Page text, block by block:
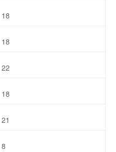
18
18
22
18
21
8